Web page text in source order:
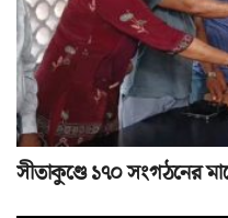
সীতাকুণ্ডে ১৭০ সংগঠনের